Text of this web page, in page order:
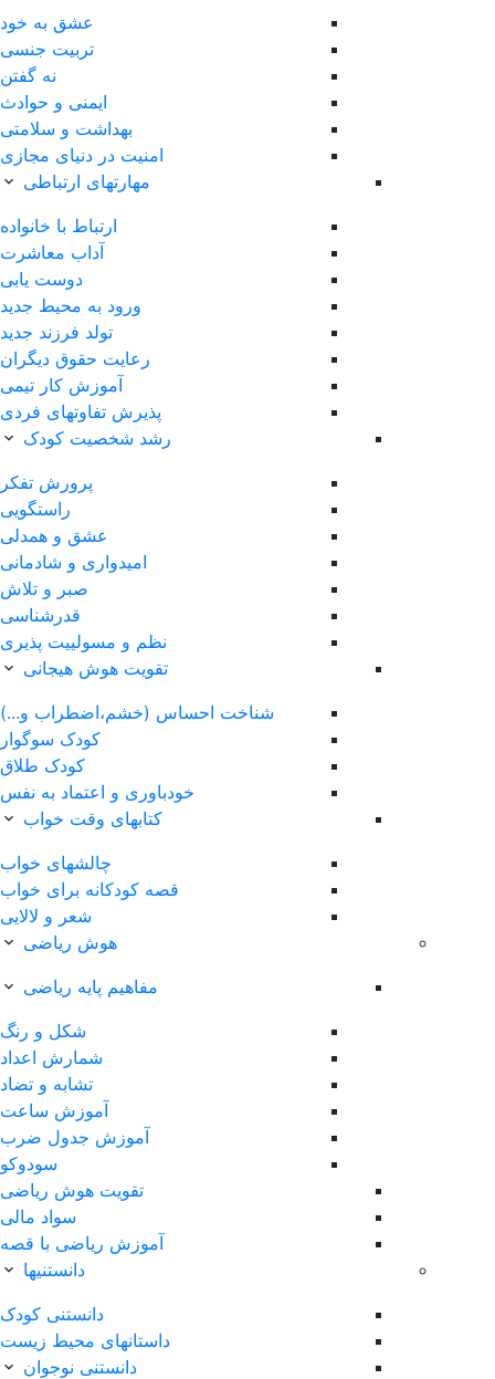
عشق به خود
تربیت جنسی
نه گفتن
ایمنی و حوادث
بهداشت و سلامتی
امنیت در دنیای مجازی
مهارتهای ارتباطی
ارتباط با خانواده
آداب معاشرت
دوست یابی
ورود به محیط جدید
تولد فرزند جدید
رعایت حقوق دیگران
آموزش کار تیمی
پذیرش تفاوتهای فردی
رشد شخصیت کودک
پرورش تفکر
راستگویی
عشق و همدلی
امیدواری و شادمانی
صبر و تلاش
قدرشناسی
نظم و مسولییت پذیری
تقویت هوش هیجانی
(خشم،اضطراب و...)
کودک سوگوار
کودک طلاق
خودباوری و اعتماد به نفس
کتابهای وقت خواب
چالشهای خواب
قصه کودکانه برای خواب
شعر و لالایی
مفاهیم پایه ریاضی
شکل و رنگ
شمارش اعداد
تشابه و تضاد
آموزش ساعت
آموزش جدول ضرب
سودوکو
تقویت هوش ریاضی
آموزش ریاضی با قصه
دانستنی کودک
داستانهای محیط زیست
دانستنی نوجوان